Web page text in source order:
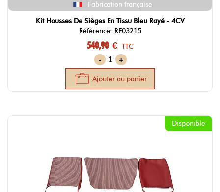
Fabrication française
Kit Housses De Sièges En Tissu Bleu Rayé - 4CV
Référence: RE03215
540,90 € TTC
-
+
Ajouter au panier
Disponible